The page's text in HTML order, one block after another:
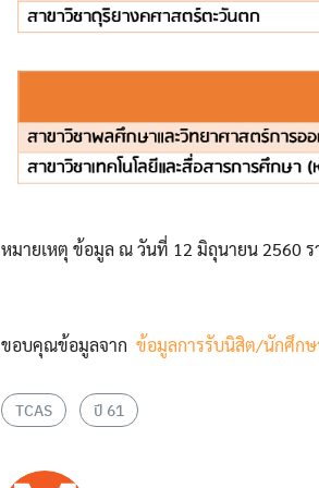
หมายเหตุ ข้อมูล ณ วันที่ 12 มิถุนายน 2560 ร
ขอบคุณข้อมูลจาก ข้อมูลการรับนิสิต/นักศึก
TCAS ปี 61